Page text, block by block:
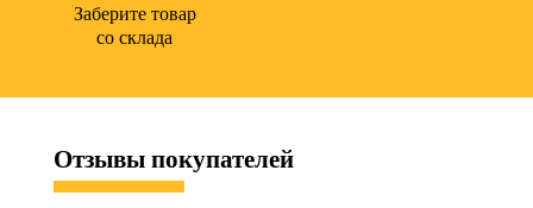
Заберите товар
со склада
Отзывы покупателей